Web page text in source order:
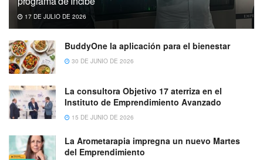
17 DE JULIO DE 2026
BuddyOne la aplicación para el bienestar
30 DE JUNIO DE 2026
La consultora Objetivo 17 aterriza en el
Instituto de Emprendimiento Avanzado
15 DE JUNIO DE 2026
La Arometarapia impregna un nuevo Martes
del Emprendimiento